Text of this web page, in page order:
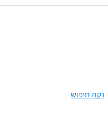
נקה חיפוש